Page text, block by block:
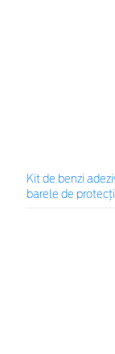
Kit de benzi
barele de